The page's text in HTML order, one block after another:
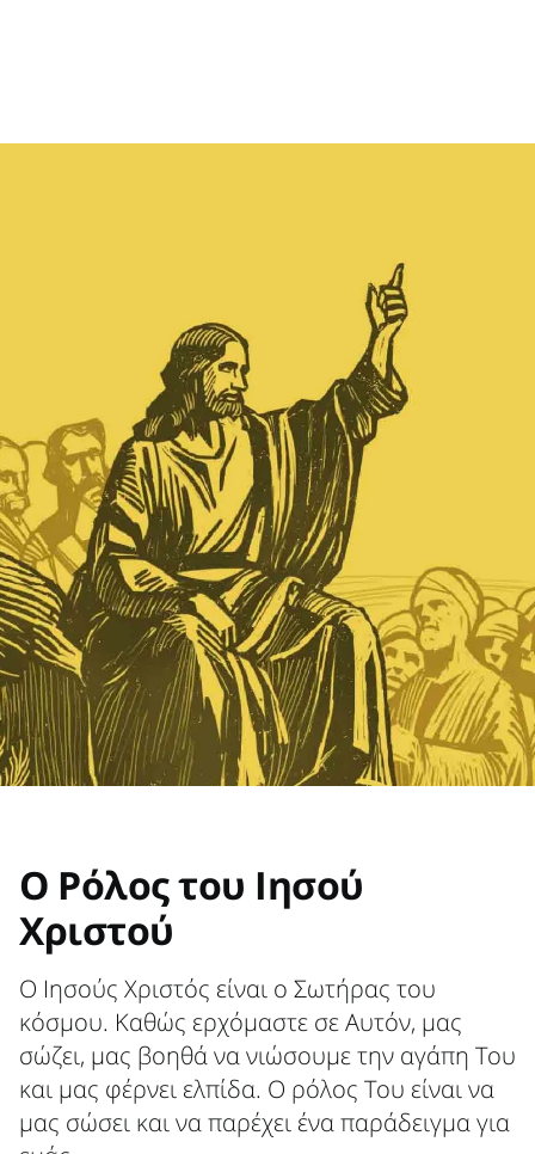
Ο Ρόλος του Ιησού
Χριστού
Ο Ιησούς Χριστός είναι ο Σωτήρας του
κόσμου. Καθώς ερχόμαστε σε Αυτόν, μας
σώζει, μας βοηθά να νιώσουμε την αγάπη Του
και μας φέρνει ελπίδα. Ο ρόλος Του είναι να
μας σώσει και να παρέχει ένα παράδειγμα για